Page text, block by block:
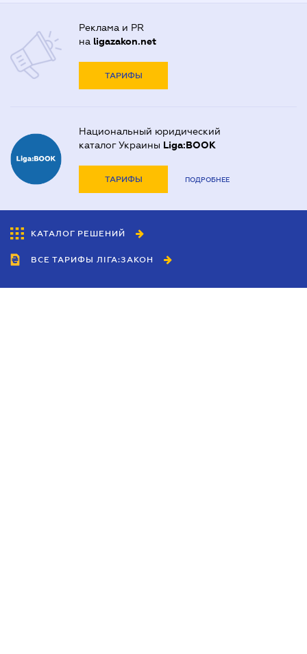
Реклама и PR
на ligazakon.net
ТАРИФЫ
Национальный юридический
каталог Украины Liga:BOOK
ТАРИФЫ ПОДРОБНЕЕ
КАТАЛОГ РЕШЕНИЙ
ВСЕ ТАРИФЫ ЛІГА:ЗАКОН